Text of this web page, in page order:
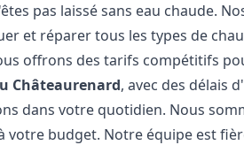
pas laissé sans eau chaude.
et réparer tous les types de
offrons des tarifs compétitifs
Châteaurenard, avec des délais
dans votre quotidien. Nous
votre budget. Notre équipe est